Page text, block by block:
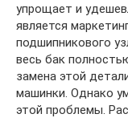
упрощает и
является
подшипникового
весь бак
замена этой
машинки. Однако
этой проблемы.